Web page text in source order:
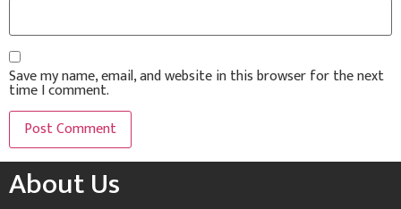
Save my name, email, and website in this browser for the next
time I comment.
About Us